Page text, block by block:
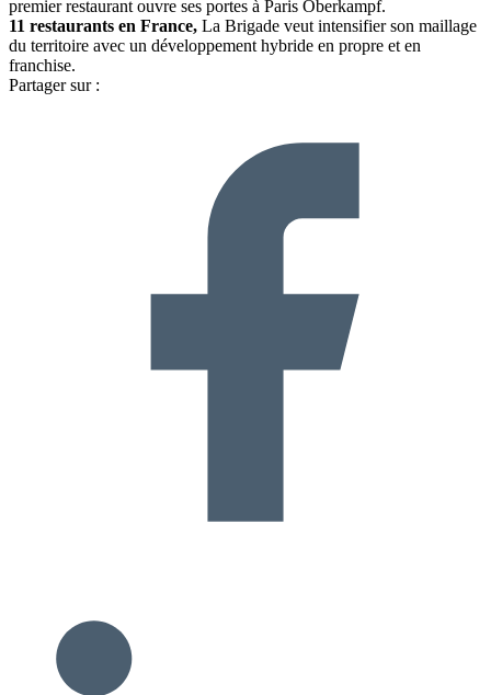
premier restaurant ouvre ses portes à Paris Oberkampf.
11 restaurants en France, La Brigade veut intensifier son maillage
du territoire avec un développement hybride en propre et en
franchise.
Partager sur :